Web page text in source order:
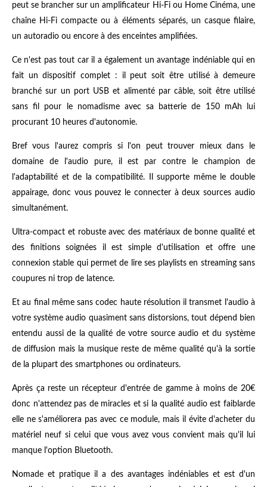
peut se brancher sur un amplificateur Hi-Fi ou Home Cinéma, une
chaîne Hi-Fi compacte ou à éléments séparés, un casque filaire,
un autoradio ou encore à des enceintes amplifiées.
Ce n'est pas tout car il a également un avantage indéniable qui en
fait un dispositif complet : il peut soit être utilisé à demeure
branché sur un port USB et alimenté par câble, soit être utilisé
sans fil pour le nomadisme avec sa batterie de 150 mAh lui
procurant 10 heures d'autonomie.
Bref vous l'aurez compris si l'on peut trouver mieux dans le
domaine de l'audio pure, il est par contre le champion de
l'adaptabilité et de la compatibilité. Il supporte même le double
appairage, donc vous pouvez le connecter à deux sources audio
simultanément.
Ultra-compact et robuste avec des matériaux de bonne qualité et
des finitions soignées il est simple d'utilisation et offre une
connexion stable qui permet de lire ses playlists en streaming sans
coupures ni trop de latence.
Et au final même sans codec haute résolution il transmet l'audio à
votre système audio quasiment sans distorsions, tout dépend bien
entendu aussi de la qualité de votre source audio et du système
de diffusion mais la musique reste de même qualité qu'à la sortie
de la plupart des smartphones ou ordinateurs.
Après ça reste un récepteur d'entrée de gamme à moins de 20€
donc n'attendez pas de miracles et si la qualité audio est faiblarde
elle ne s'améliorera pas avec ce module, mais il évite d'acheter du
matériel neuf si celui que vous avez vous convient mais qu'il lui
manque l'option Bluetooth.
Nomade et pratique il a des avantages indéniables et est d'un